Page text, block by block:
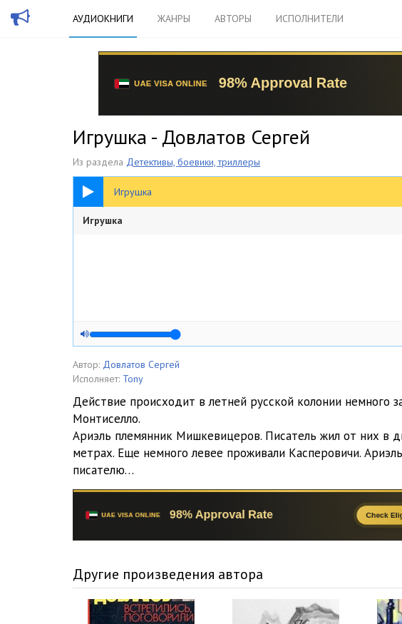
АУДИОКНИГИ ЖАНРЫ АВТОРЫ ИСПОЛНИТЕЛИ
Игрушка - Довлатов Сергей
Из раздела Детективы, боевики, триллеры
Игрушка
09:41
Игрушка
Автор: Довлатов Сергей
Исполняет: Tony
Действие происходит в летней русской колонии немного
Монтиселло.
Ариэль племянник Мишкевицеров. Писатель жил от них в
метрах. Еще немного левее проживали Касперовичи.
писателю…
Другие произведения автора